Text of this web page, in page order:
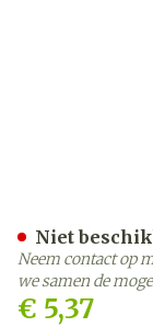
€ 5,37
Niet
Neem contact op
we samen de